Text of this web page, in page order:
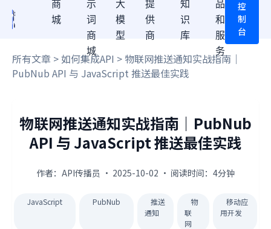
商
城
示
词
商
城
大
模
型
提
供
商
知
识
库
品
和
服
务
控
制
台
所有文章 >如何集成API > 物联网推送通知实战指南｜
PubNub API 与 JavaScript 推送最佳实践
物联网推送通知实战指南｜PubNub
API 与 JavaScript 推送最佳实践
作者：API传播员 · 2025-10-02 · 阅读时间：4分钟
JavaScript PubNub
推送
通知
物
联
网
移动应
用开发